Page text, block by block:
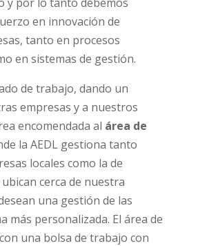
en innovación de
tanto en procesos
en sistemas de gestión.
de trabajo, dando un
empresas y a nuestros
encomendada al área de
la AEDL gestiona tanto
locales como la de
cerca de nuestra
una gestión de las
más personalizada. El área de
una bolsa de trabajo con